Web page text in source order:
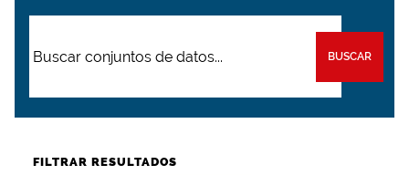
BUSCAR
FILTRAR RESULTADOS